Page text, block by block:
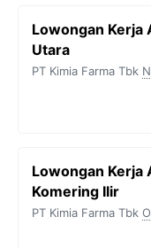
Lowongan Kerja
Utara
PT Kimia Farma Tbk
Lowongan Kerja
Komering Ilir
PT Kimia Farma Tbk